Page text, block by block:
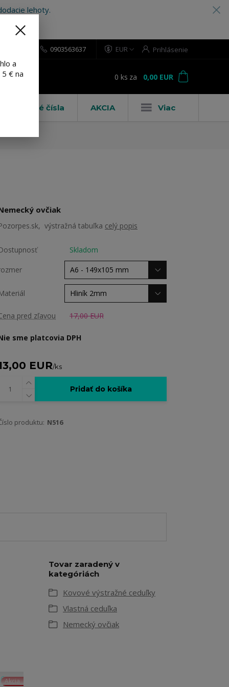
lehoty.
EUR Prihlásenie
0903563637
0 ks za 0,00 EUR
Domové čísla AKCIA Viac
ovčiak
výstražná tabuľka celý popis
Skladom
pred zľavou 17,00 EUR
sme platcovia DPH
EUR/ks
Pridať do košíka
produktu: N516
Tovar zaradený v
kategóriách
Kovové výstražné ceduľky
Vlastná ceduľka
Nemecký ovčiak
Akcia
a
€ na